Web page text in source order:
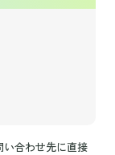
い合わせ先に直接